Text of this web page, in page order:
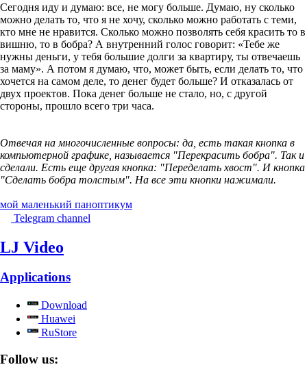
Сегодня иду и думаю: все, не могу больше. Думаю, ну сколько
можно делать то, что я не хочу, сколько можно работать с теми,
кто мне не нравится. Сколько можно позволять себя красить то в
вишню, то в бобра? А внутренний голос говорит: «Тебе же
нужны деньги, у тебя большие долги за квартиру, ты отвечаешь
за маму». А потом я думаю, что, может быть, если делать то, что
хочется на самом деле, то денег будет больше? И отказалась от
двух проектов. Пока денег больше не стало, но, с другой
стороны, прошло всего три часа.
Отвечая на многочисленные вопросы: да, есть такая кнопка в
компьютерной графике, называется "Перекрасить бобра". Так и
сделали. Есть еще другая кнопка: "Переделать хвост". И кнопка
"Сделать бобра толстым". На все эти кнопки нажимали.
мой маленький паноптикум
Telegram channel
LJ Video
Applications
Download
Huawei
RuStore
Follow us: